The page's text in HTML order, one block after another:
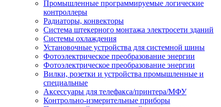
Промышленные программируемые логические
контроллеры
Радиаторы, конвекторы
Система штекерного монтажа электросети зданий
Системы охлаждения
Установочные устройства для системной шины
Фотоэлектрическое преобразование энергии
Фотоэлектрическое преобразование энергии
Вилки, розетки и устройства промышленные и
специальные
Аксессуары для телефакса/принтера/МФУ
Контрольно-измерительные приборы